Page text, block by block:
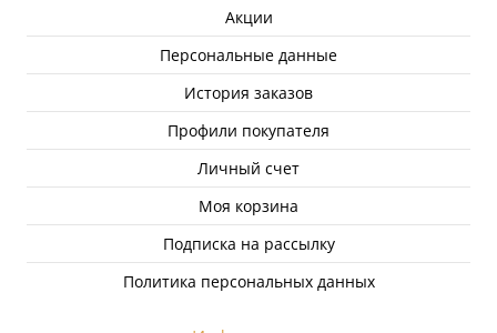
Акции
Персональные данные
История заказов
Профили покупателя
Личный счет
Моя корзина
Подписка на рассылку
Политика персональных данных